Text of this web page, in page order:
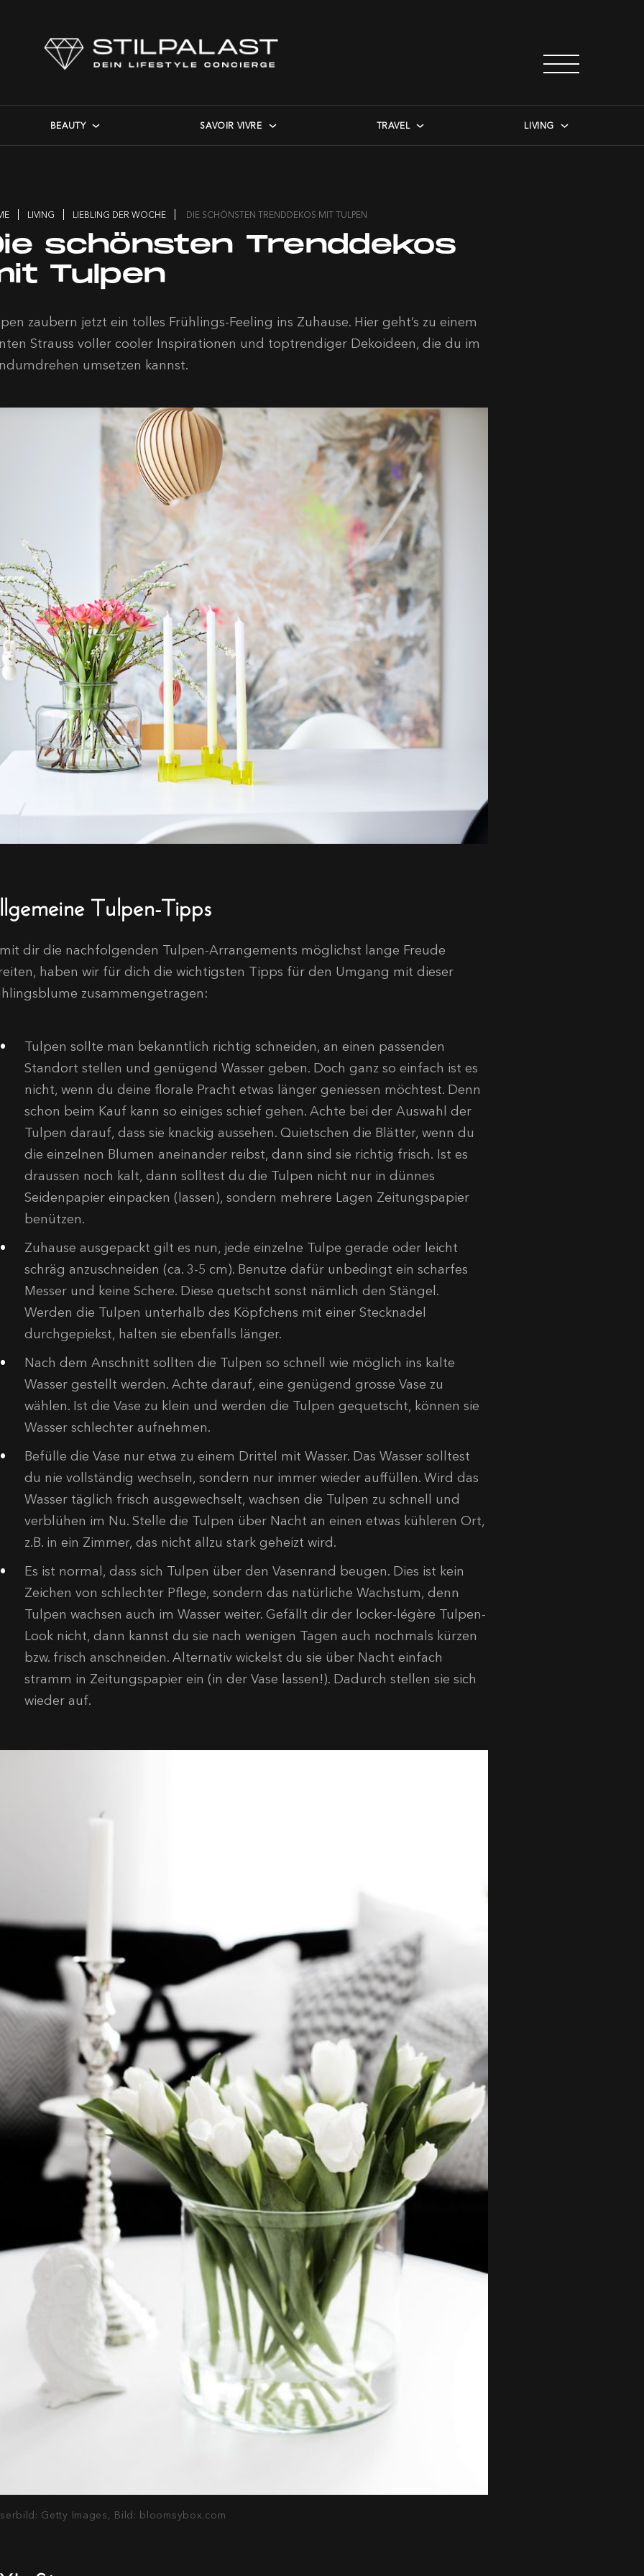
BEAUTY SAVOIR VIVRE TRAVEL LIVING
LIVING LIEBLING DER WOCHE DIE SCHÖNSTEN TRENDDEKOS MIT TULPEN
schönsten Trenddekos
Tulpen
zaubern jetzt ein tolles Frühlings-Feeling ins Zuhause. Hier geht’s zu einem
Strauss voller cooler Inspirationen und toptrendiger Dekoideen, die du im
umsetzen kannst.
Tulpen-Tipps
dir die nachfolgenden Tulpen-Arrangements möglichst lange Freude
haben wir für dich die wichtigsten Tipps für den Umgang mit dieser
zusammengetragen:
Tulpen sollte man bekanntlich richtig schneiden, an einen passenden
Standort stellen und genügend Wasser geben. Doch ganz so einfach ist es
nicht, wenn du deine florale Pracht etwas länger geniessen möchtest. Denn
schon beim Kauf kann so einiges schief gehen. Achte bei der Auswahl der
Tulpen darauf, dass sie knackig aussehen. Quietschen die Blätter, wenn du
die einzelnen Blumen aneinander reibst, dann sind sie richtig frisch. Ist es
draussen noch kalt, dann solltest du die Tulpen nicht nur in dünnes
Seidenpapier einpacken (lassen), sondern mehrere Lagen Zeitungspapier
benützen.
Zuhause ausgepackt gilt es nun, jede einzelne Tulpe gerade oder leicht
schräg anzuschneiden (ca. 3-5 cm). Benutze dafür unbedingt ein scharfes
Messer und keine Schere. Diese quetscht sonst nämlich den Stängel.
Werden die Tulpen unterhalb des Köpfchens mit einer Stecknadel
durchgepiekst, halten sie ebenfalls länger.
Nach dem Anschnitt sollten die Tulpen so schnell wie möglich ins kalte
Wasser gestellt werden. Achte darauf, eine genügend grosse Vase zu
wählen. Ist die Vase zu klein und werden die Tulpen gequetscht, können sie
Wasser schlechter aufnehmen.
Befülle die Vase nur etwa zu einem Drittel mit Wasser. Das Wasser solltest
du nie vollständig wechseln, sondern nur immer wieder auffüllen. Wird das
Wasser täglich frisch ausgewechselt, wachsen die Tulpen zu schnell und
verblühen im Nu. Stelle die Tulpen über Nacht an einen etwas kühleren Ort,
z.B. in ein Zimmer, das nicht allzu stark geheizt wird.
Es ist normal, dass sich Tulpen über den Vasenrand beugen. Dies ist kein
Zeichen von schlechter Pflege, sondern das natürliche Wachstum, denn
Tulpen wachsen auch im Wasser weiter. Gefällt dir der locker-légère Tulpen-
Look nicht, dann kannst du sie nach wenigen Tagen auch nochmals kürzen
bzw. frisch anschneiden. Alternativ wickelst du sie über Nacht einfach
stramm in Zeitungspapier ein (in der Vase lassen!). Dadurch stellen sie sich
wieder auf.
Getty Images, Bild: bloomsybox.com